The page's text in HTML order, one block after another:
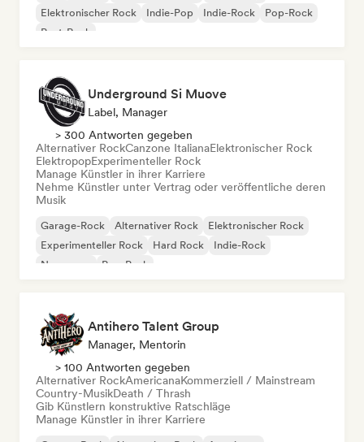
Elektronischer Rock
Indie-Pop Indie-Rock
Pop-Rock
Post-Rock
Underground Si Muove
Label, Manager
> 300 Antworten gegeben
Alternativer RockCanzone ItalianaElektronischer Rock
ElektropopExperimenteller Rock
Manage Künstler in ihrer Karriere
Nehme Künstler unter Vertrag oder veröffentliche deren
Musik
Garage-Rock Alternativer Rock
Elektronischer Rock
Experimenteller Rock
Hard Rock
Indie-Rock
New wave
Pop-Punk
Antihero Talent Group
Manager, Mentorin
> 100 Antworten gegeben
Alternativer RockAmericanaKommerziell / Mainstream
Country-MusikDeath / Thrash
Gib Künstlern konstruktive Ratschläge
Manage Künstler in ihrer Karriere